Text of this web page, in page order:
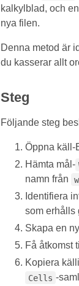
kalkylblad, och
nya filen.
Denna metod är
du kasserar allt
Steg
Följande steg
Öppna käll-
Hämta mål-
namn från
Identifiera
som erhålls
Skapa en
Få åtkomst
Kopiera
Cells -